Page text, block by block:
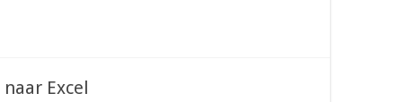
Excel